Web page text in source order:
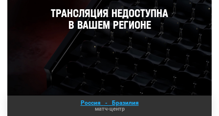
Россия - Бразилия
матч-центр